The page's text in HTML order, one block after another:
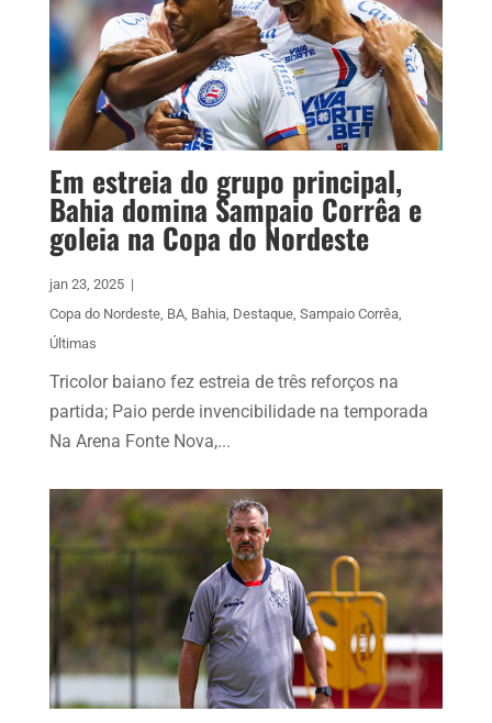
Em estreia do grupo principal,
Bahia domina Sampaio Corrêa e
goleia na Copa do Nordeste
jan 23, 2025 |
Copa do Nordeste, BA, Bahia, Destaque, Sampaio Corrêa,
Últimas
Tricolor baiano fez estreia de três reforços na
partida; Paio perde invencibilidade na temporada
Na Arena Fonte Nova,...